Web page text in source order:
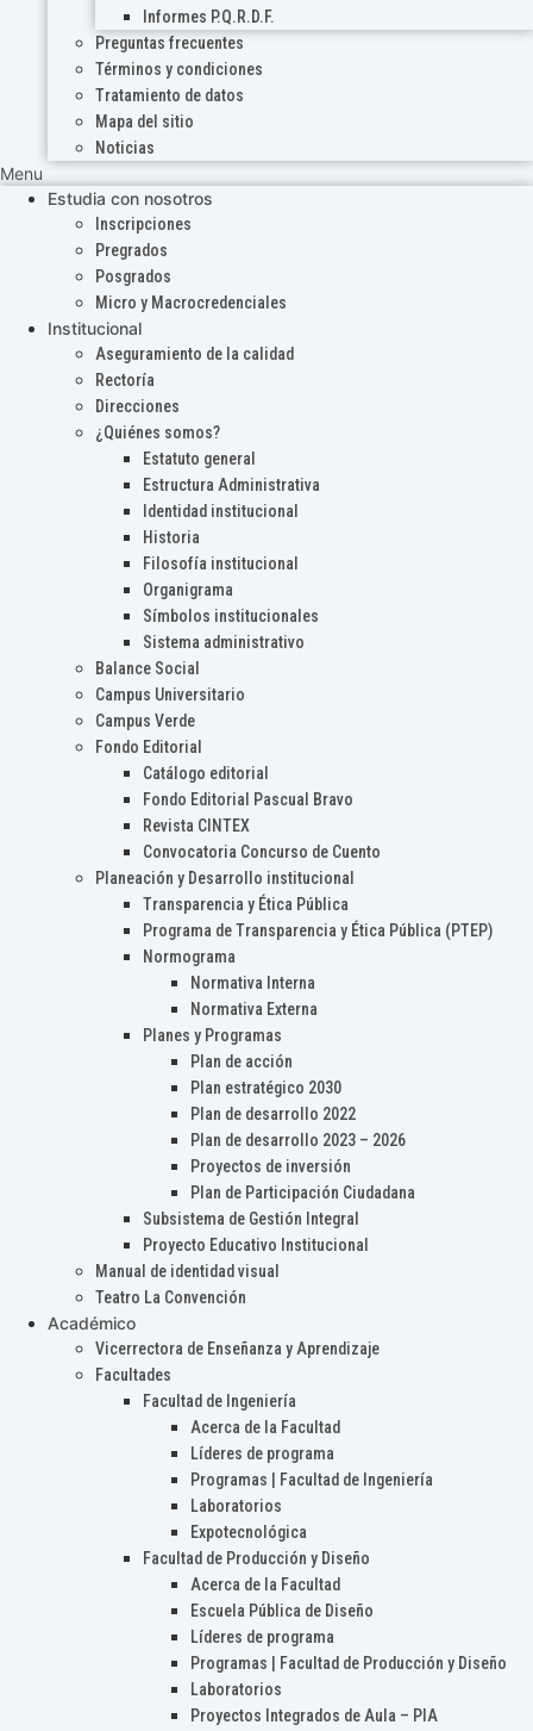
Informes P.Q.R.D.F.
Preguntas frecuentes
Términos y condiciones
Tratamiento de datos
Mapa del sitio
Noticias
Menu
Estudia con nosotros
Inscripciones
Pregrados
Posgrados
Micro y Macrocredenciales
Institucional
Aseguramiento de la calidad
Rectoría
Direcciones
¿Quiénes somos?
Estatuto general
Estructura Administrativa
Identidad institucional
Historia
Filosofía institucional
Organigrama
Símbolos institucionales
Sistema administrativo
Balance Social
Campus Universitario
Campus Verde
Fondo Editorial
Catálogo editorial
Fondo Editorial Pascual Bravo
Revista CINTEX
Convocatoria Concurso de Cuento
Planeación y Desarrollo institucional
Transparencia y Ética Pública
Programa de Transparencia y Ética Pública (PTEP)
Normograma
Normativa Interna
Normativa Externa
Planes y Programas
Plan de acción
Plan estratégico 2030
Plan de desarrollo 2022
Plan de desarrollo 2023 – 2026
Proyectos de inversión
Plan de Participación Ciudadana
Subsistema de Gestión Integral
Proyecto Educativo Institucional
Manual de identidad visual
Teatro La Convención
Académico
Vicerrectora de Enseñanza y Aprendizaje
Facultades
Facultad de Ingeniería
Acerca de la Facultad
Líderes de programa
Programas | Facultad de Ingeniería
Laboratorios
Expotecnológica
Facultad de Producción y Diseño
Acerca de la Facultad
Escuela Pública de Diseño
Líderes de programa
Programas | Facultad de Producción y Diseño
Laboratorios
Proyectos Integrados de Aula – PIA